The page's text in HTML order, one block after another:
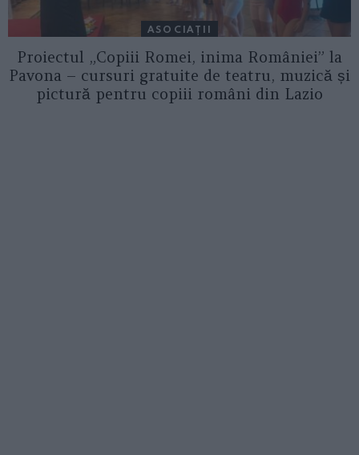
ASOCIAŢII
Proiectul „Copiii Romei, inima României” la
Pavona – cursuri gratuite de teatru, muzică și
pictură pentru copiii români din Lazio